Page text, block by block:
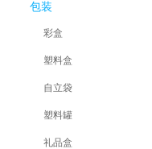
包装
彩盒
塑料盒
自立袋
塑料罐
礼品盒